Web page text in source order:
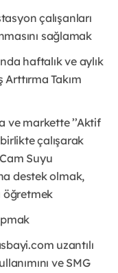
çalışanları
sağlamak
haftalık ve aylık
Arttırma Takım
markette ’’Aktif
çalışarak
Suyu
destek olmak,
öğretmek
uzantılı
ve SMG